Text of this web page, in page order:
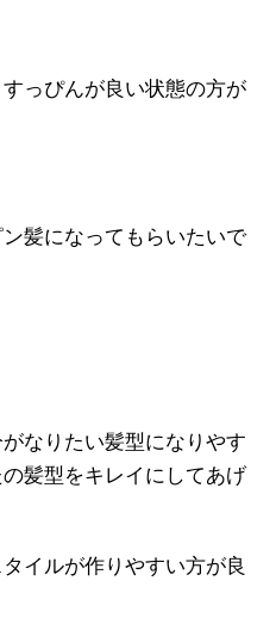
っぴんが良い状態の方が
髪になってもらいたいで
なりたい髪型になりやす
髪型をキレイにしてあげ
イルが作りやすい方が良